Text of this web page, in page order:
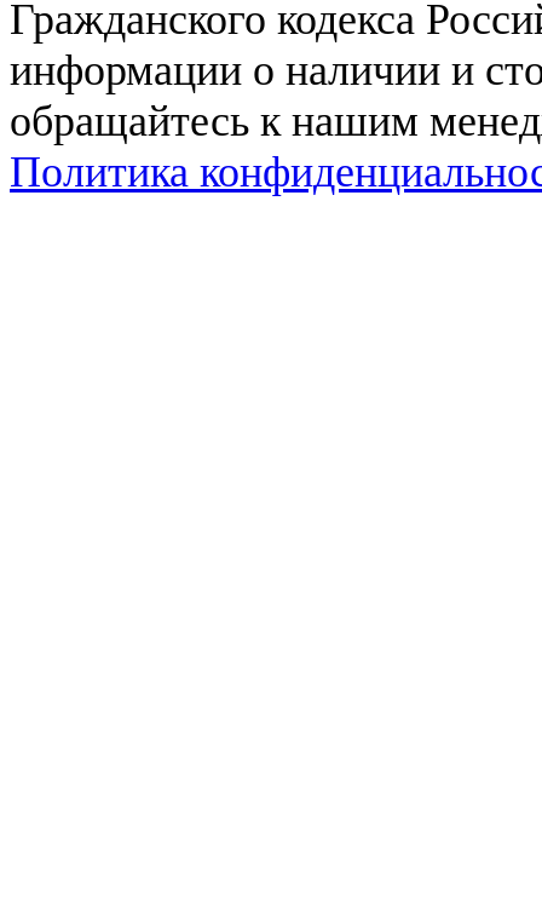
Гражданского кодекса
информации о наличии и
обращайтесь к нашим
Политика